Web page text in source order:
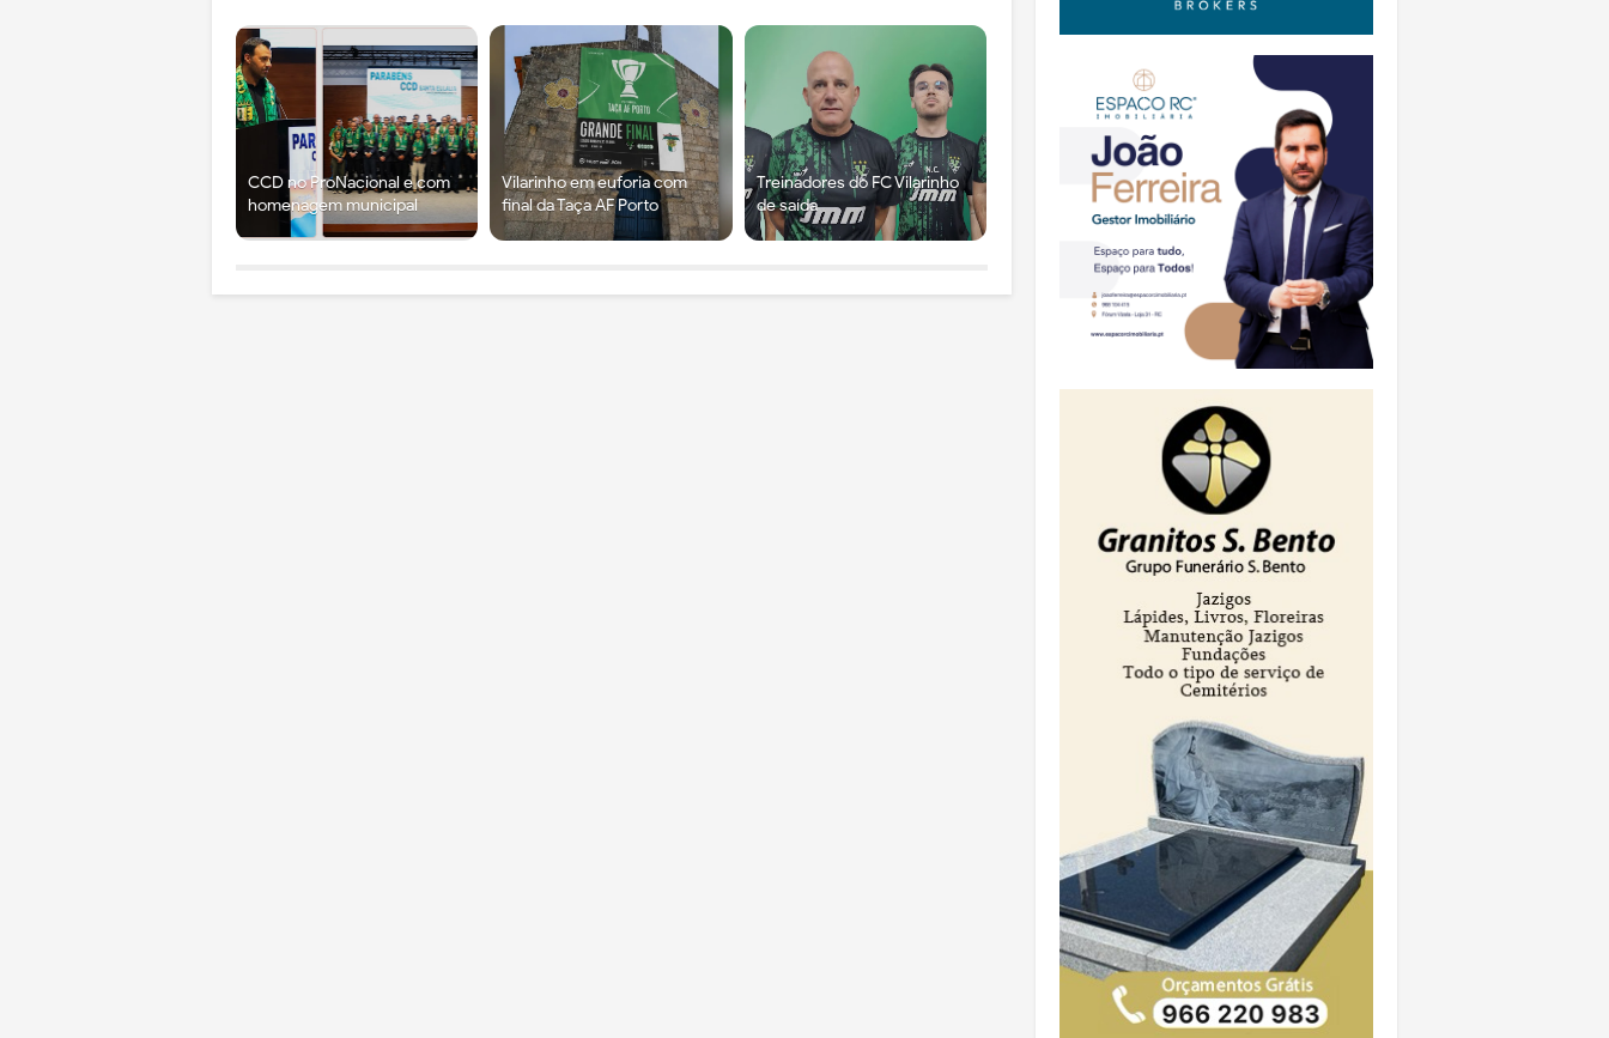
CCD no ProNacional e com
homenagem municipal
Vilarinho em euforia com
final da Taça AF Porto
Treinadores do FC Vilarinho
de saída